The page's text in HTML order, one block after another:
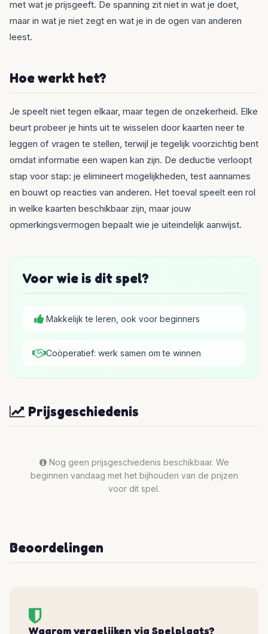
met wat je prijsgeeft. De spanning zit niet in wat je doet,
maar in wat je niet zegt en wat je in de ogen van anderen
leest.
Hoe werkt het?
Je speelt niet tegen elkaar, maar tegen de onzekerheid. Elke
beurt probeer je hints uit te wisselen door kaarten neer te
leggen of vragen te stellen, terwijl je tegelijk voorzichtig bent
omdat informatie een wapen kan zijn. De deductie verloopt
stap voor stap: je elimineert mogelijkheden, test aannames
en bouwt op reacties van anderen. Het toeval speelt een rol
in welke kaarten beschikbaar zijn, maar jouw
opmerkingsvermogen bepaalt wie je uiteindelijk aanwijst.
Voor wie is dit spel?
Makkelijk te leren, ook voor beginners
Coöperatief: werk samen om te winnen
Prijsgeschiedenis
Nog geen prijsgeschiedenis beschikbaar. We
beginnen vandaag met het bijhouden van de prijzen
voor dit spel.
Beoordelingen
Waarom vergelijken via Spelplaats?